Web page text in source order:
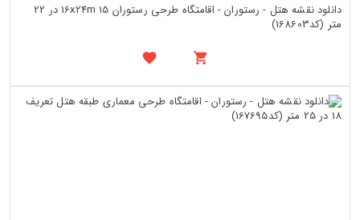
دانلود نقشه هتل - رستوران - اقامتگاه طرحی رستوران 16x24m 15 در 22
متر (کد168603)